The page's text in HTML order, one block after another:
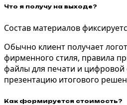
Что я получу на выходе?
Состав материалов
Обычно клиент получает
фирменного стиля, правила
файлы для печати и цифровой
презентацию итогового
Как формируется стоимость?